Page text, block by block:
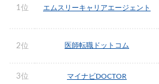
1位 エムスリーキャリアエージェント
2位 医師転職ドットコム
3位 マイナビDOCTOR